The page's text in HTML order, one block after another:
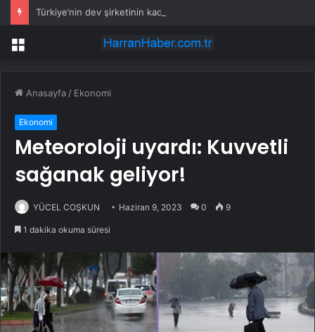
Türkiye’nin dev şirketinin kaderini belirleyen imza
Menü
Anasayfa / Ekonomi
Ekonomi
Meteoroloji uyardı: Kuvvetli
sağanak geliyor!
YÜCEL COŞKUN Haziran 9, 2023 0 9
1 dakika okuma süresi